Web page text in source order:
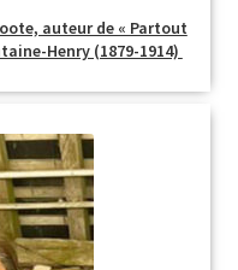
auteur de « Partout
Henry (1879-1914)